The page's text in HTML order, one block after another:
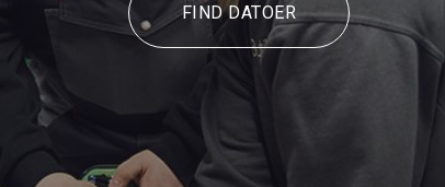
FIND DATOER